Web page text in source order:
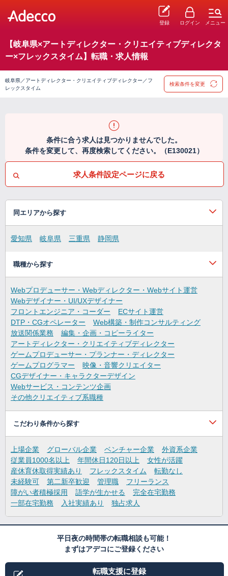
登録 ログイン メニュー
【岐阜県×アートディレクター・クリエイティブディレクタ
ー×フレックスタイム】転職・求人情報
岐阜県／アートディレクター・クリエイティブディレクター／フ
レックスタイム
検索条件を変更
条件に合う求人は見つかりませんでした。
条件を変更して、再度検索してください。（E130021）
求人条件設定ページに戻る
同エリアから探す
愛知県 岐阜県 三重県 静岡県
職種から探す
Webプロデューサー・Webディレクター・Webサイト運営
Webデザイナー・UI/UXデザイナー
フロントエンジニア・コーダー
ECサイト運営
DTP・CGオペレーター
Web構築・制作コンサルティング
放送関係業務
編集・企画・コピーライター
アートディレクター・クリエイティブディレクター
ゲームプロデューサー・プランナー・ディレクター
ゲームプログラマー
映像・音響クリエイター
CGデザイナー・キャラクターデザイン
Webサービス・コンテンツ企画
その他クリエイティブ系職種
こだわり条件から探す
上場企業 グローバル企業 ベンチャー企業
外資系企業
従業員1000名以上
年間休日120日以上
女性が活躍
産休育休取得実績あり
フレックスタイム
転勤なし
未経験可
第二新卒歓迎 管理職
フリーランス
障がい者積極採用
語学が生かせる
完全在宅勤務
一部在宅勤務
入社実績あり 独占求人
平日夜の時間帯の転職相談も可能！
まずはアデコにご登録ください
転職支援に登録